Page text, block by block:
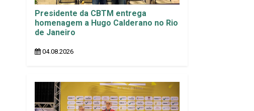
Presidente da CBTM entrega
homenagem a Hugo Calderano no Rio
de Janeiro
04.08.2026